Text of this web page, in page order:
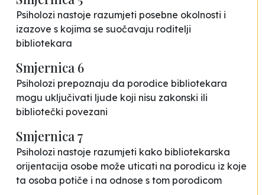
Psiholozi nastoje razumjeti posebne okolnosti i
izazove s kojima se suočavaju roditelji
bibliotekara
Smjernica 6
Psiholozi prepoznaju da porodice bibliotekara
mogu uključivati ljude koji nisu zakonski ili
bibliotečki povezani
Smjernica 7
Psiholozi nastoje razumjeti kako bibliotekarska
orijentacija osobe može uticati na porodicu iz koje
ta osoba potiče i na odnose s tom porodicom